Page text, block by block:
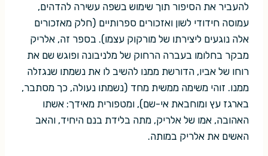
להעביר את הסיפור תוך שימוש בשפה עשירה להדהים,
עמוסה חידודי לשון ואזכורים ספרותיים (חלק מאזכורים
אלה נוגעים ליצירתו של מורקוק עצמו). בספר זה, אלריק
מבקר בחלומו בעברה הרחוק של מלניבונה ופוגש שם את
רוחו של אביו, הדורשת ממנו להשיב לו את נשמתו שנגזלה
ממנו. זוהי משימה ממשית מחד (נשמתו נעולה, כך מסתבר,
בארגז עץ ומוחבאת אי-שם), ומטפורית מאידך: אשתו
האהובה, אמו של אלריק, מתה בלידת בנם היחיד, והאב
האשים את אלריק במותה.